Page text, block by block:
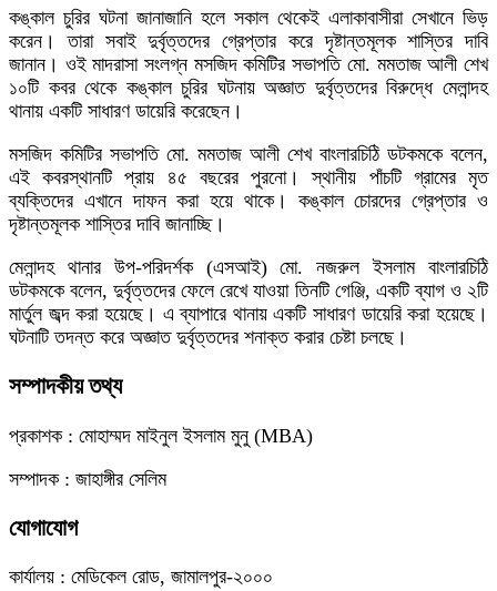
কঙ্কাল চুরির ঘটনা জানাজানি হলে সকাল থেকেই এলাকাবাসীরা সেখানে ভিড়
করেন। তারা সবাই দুর্বৃত্তদের গ্রেপ্তার করে দৃষ্টান্তমূলক শাস্তির দাবি
জানান। ওই মাদরাসা সংলগ্ন মসজিদ কমিটির সভাপতি মো. মমতাজ আলী শেখ
১০টি কবর থেকে কঙ্কাল চুরির ঘটনায় অজ্ঞাত দুর্বৃত্তদের বিরুদ্ধে মেলান্দহ
থানায় একটি সাধারণ ডায়েরি করেছেন।
মসজিদ কমিটির সভাপতি মো. মমতাজ আলী শেখ বাংলারচিঠি ডটকমকে বলেন,
এই কবরস্থানটি প্রায় ৪৫ বছরের পুরনো। স্থানীয় পাঁচটি গ্রামের মৃত
ব্যক্তিদের এখানে দাফন করা হয়ে থাকে। কঙ্কাল চোরদের গ্রেপ্তার ও
দৃষ্টান্তমূলক শাস্তির দাবি জানাচ্ছি।
মেলান্দহ থানার উপ-পরিদর্শক (এসআই) মো. নজরুল ইসলাম বাংলারচিঠি
ডটকমকে বলেন, দুর্বৃত্তদের ফেলে রেখে যাওয়া তিনটি গেঞ্জি, একটি ব্যাগ ও ২টি
মার্তুল জব্দ করা হয়েছে। এ ব্যাপারে থানায় একটি সাধারণ ডায়েরি করা হয়েছে।
ঘটনাটি তদন্ত করে অজ্ঞাত দুর্বৃত্তদের শনাক্ত করার চেষ্টা চলছে।
সম্পাদকীয় তথ্য
প্রকাশক : মোহাম্মদ মাইনুল ইসলাম মুনু (MBA)
সম্পাদক : জাহাঙ্গীর সেলিম
যোগাযোগ
কার্যালয় : মেডিকেল রোড, জামালপুর-২০০০